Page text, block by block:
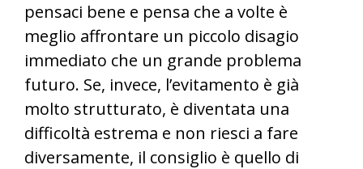
pensaci bene e pensa che a volte è
meglio affrontare un piccolo disagio
immediato che un grande problema
futuro. Se, invece, l’evitamento è già
molto strutturato, è diventata una
difficoltà estrema e non riesci a fare
diversamente, il consiglio è quello di